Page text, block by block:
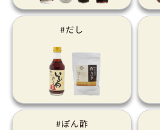
#だし
#ぽん酢